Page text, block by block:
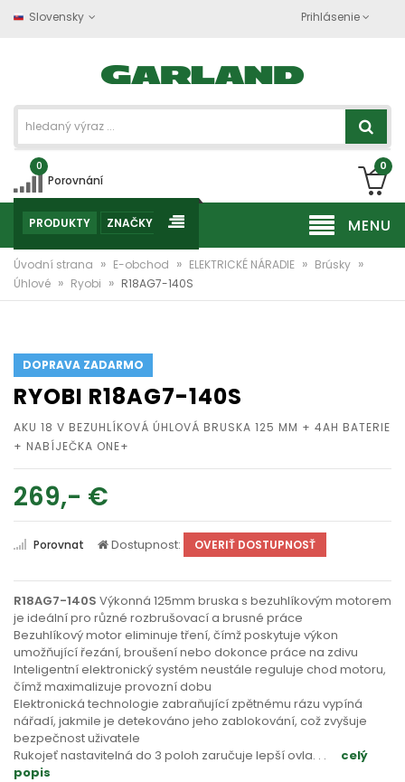
Slovensky Prihlásenie
0
Porovnání
0
MENU
PRODUKTY ZNAČKY
Úvodní strana » E-obchod » ELEKTRICKÉ NÁRADIE » Brúsky »
Úhlové » Ryobi » R18AG7-140S
DOPRAVA ZADARMO
RYOBI R18AG7-140S
AKU 18 V BEZUHLÍKOVÁ ÚHLOVÁ BRUSKA 125 MM + 4AH BATERIE
+ NABÍJEČKA ONE+
269,- €
Porovnat Dostupnost: OVERIŤ DOSTUPNOSŤ
R18AG7-140S Výkonná 125mm bruska s bezuhlíkovým motorem
je ideální pro různé rozbrušovací a brusné práce
Bezuhlíkový motor eliminuje tření, čímž poskytuje výkon
umožňující řezání, broušení nebo dokonce práce na zdivu
Inteligentní elektronický systém neustále reguluje chod motoru,
čímž maximalizuje provozní dobu
Elektronická technologie zabraňující zpětnému rázu vypíná
nářadí, jakmile je detekováno jeho zablokování, což zvyšuje
bezpečnost uživatele
Rukojeť nastavitelná do 3 poloh zaručuje lepší ovla. . .
celý
popis